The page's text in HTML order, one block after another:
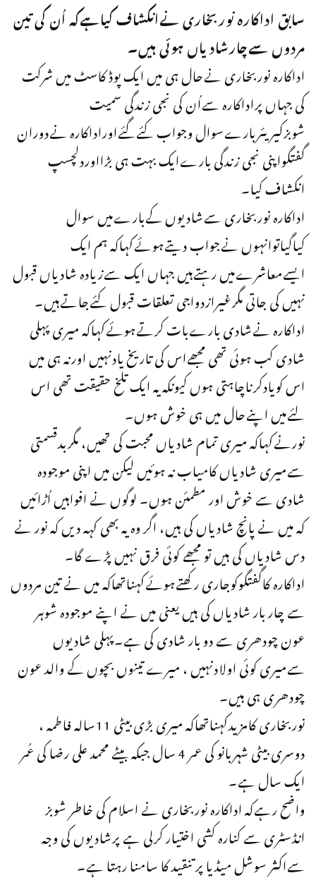
سابق اداکارہ نوربخاری نےانکشاف کیاہےکہ اُن کی تین
مردوں سےچارشادیاں ہوئی ہیں۔
اداکارہ نوربخاری نےحال ہی میں ایک پوڈ کاسٹ میں شرکت
کی جہاں پراداکارہ سےاُن کی نجی زندگی سمیت
شوبزکیریئربارےسوال وجواب کئےگئےاوراداکارہ نےدوران
گفتگواپنی نجی زندگی بارےایک بہت ہی بڑااوردلچسپ
انکشاف کیا۔
اداکارہ نوربخاری سےشادیوں کےبارےمیں سوال
کیاگیاتوانہوں نےجواب دیتےہوئےکہاکہ ہم ایک
ایسےمعاشرےمیں رہتےہیں جہاں ایک سےزیادہ شادیاں قبول
نہیں کی جاتی مگرغیرازدواجی تعلقات قبول کئےجاتےہیں۔
اداکارہ نےشادی بارےبات کرتےہوئےکہاکہ میری پہلی
شادی کب ہوئی تھی مجھےاس کی تاریخ یادنہیں اورنہ ہی میں
اس کویادکرناچاہتی ہوں کیونکہ یہ ایک تلخ حقیقت تھی اس
لئےمیں اپنےحال میں ہی خوش ہوں۔
نورنےکہاکہ میری تمام شادیاں محبت کی تھیں، مگربدقسمتی
سےمیری شادیاں کامیاب نہ ہوئیں لیکن میں اپنی موجودہ
شادی سے خوش اور مطمئن ہوں۔ لوگوں نے افواہیں اُڑائیں
کہ میں نے پانچ شادیاں کی ہیں، اگر وہ یہ بھی کہہ دیں کہ نور نے
دس شادیاں کی ہیں تو مجھے کوئی فرق نہیں پڑے گا۔
اداکارہ کاگفتگوکوجاری رکھتےہوئےکہناتھاکہ میں نے تین مردوں
سے چار بار شادیاں کی ہیں یعنی میں نے اپنے موجودہ شوہر
عون چودھری سے دو بار شادی کی ہے۔پہلی شادیوں
سےمیری کوئی اولادنہیں ، میرے تینوں بچوں کے والد عون
چودھری ہی ہیں۔
نوربخاری کامزیدکہناتھاکہ میری بڑی بیٹی 11سالہ فاطمہ ،
دوسری بیٹی شہربانو کی عمر 4 سال جبکہ بیٹے محمد علی رضا کی عُمر
ایک سال ہے۔
واضح رہےکہ اداکارہ نوربخاری نے اسلام کی خاطر شوبز
انڈسٹری سے کنارہ کشی اختیار کرلی ہے پرشادیوں کی وجہ
سےاکثر سوشل میڈیا پر تنقید کا سامنا رہتا ہے۔